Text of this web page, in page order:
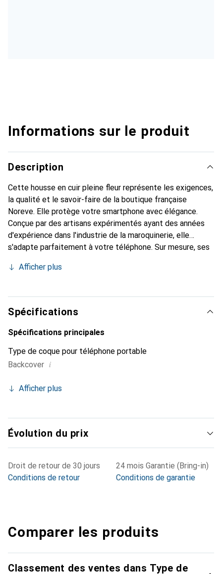
Informations sur le produit
Description
Cette housse en cuir pleine fleur représente les exigences,
la qualité et le savoir-faire de la boutique française
Noreve. Elle protège votre smartphone avec élégance.
Conçue par des artisans expérimentés ayant des années
d'expérience dans l'industrie de la maroquinerie, elle
s'adapte parfaitement à votre téléphone. Sur mesure, ses
peau. Elle devient l'accessoire chic et indispensable pour
ses produits de haute qualité, la marque Noreve est un
choix fiable pour une clientèle exigeante.
Afficher plus
Spécifications
Spécifications principales
Type de coque pour téléphone portable
Backcover i
Afficher plus
Évolution du prix
Droit de retour de 30 jours
Conditions de retour
24 mois Garantie (Bring-in)
Conditions de garantie
Comparer les produits
Classement des ventes dans Type de